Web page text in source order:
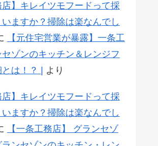
店】キレイツモフードって採
ますか？掃除は楽なんでし
【元住宅営業が暴露】一条工
ゾンのキッチン＆レンジフ
は！？ |
より
店】キレイツモフードって採
ますか？掃除は楽なんでし
【一条工務店】 グランセゾ